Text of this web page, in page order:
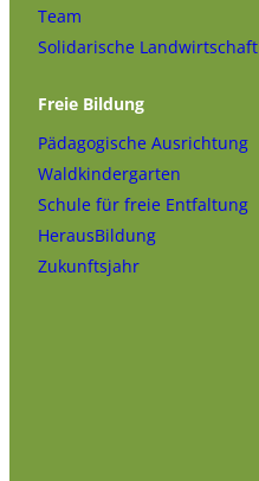
Team
Solidarische Landwirtschaft
Freie Bildung
Pädagogische Ausrichtung
Waldkindergarten
Schule für freie Entfaltung
HerausBildung
Zukunftsjahr